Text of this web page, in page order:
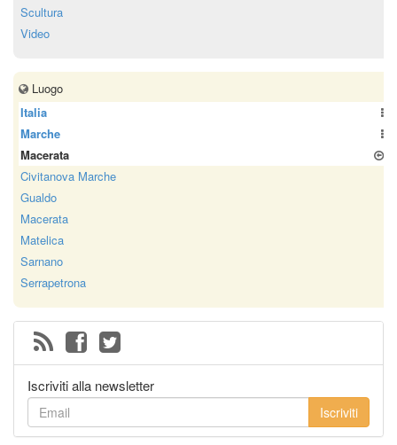
Scultura
Video
Luogo
Italia
Marche
Macerata
Civitanova Marche
Gualdo
Macerata
Matelica
Sarnano
Serrapetrona
Iscriviti alla newsletter
Iscriviti